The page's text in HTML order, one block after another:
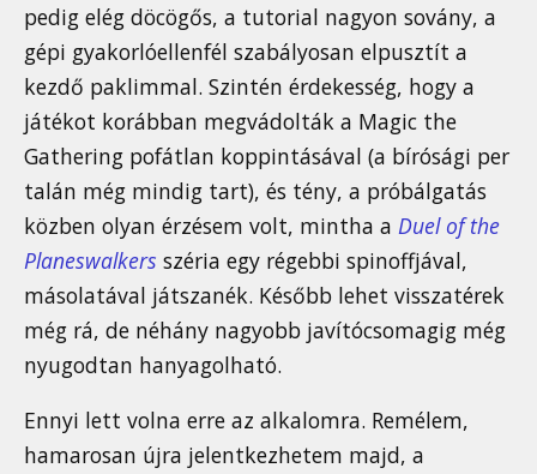
pedig elég döcögős, a tutorial nagyon sovány, a
gépi gyakorlóellenfél szabályosan elpusztít a
kezdő paklimmal. Szintén érdekesség, hogy a
játékot korábban megvádolták a Magic the
Gathering pofátlan koppintásával (a bírósági per
talán még mindig tart), és tény, a próbálgatás
közben olyan érzésem volt, mintha a Duel of the
Planeswalkers széria egy régebbi spinoffjával,
másolatával játszanék. Később lehet visszatérek
még rá, de néhány nagyobb javítócsomagig még
nyugodtan hanyagolható.
Ennyi lett volna erre az alkalomra. Remélem,
hamarosan újra jelentkezhetem majd, a